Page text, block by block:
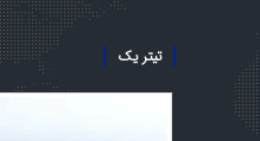
تیتر یک